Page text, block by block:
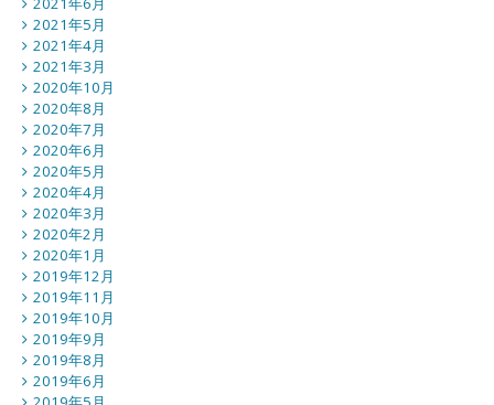
2021年5月
2021年4月
2021年3月
2020年10月
2020年8月
2020年7月
2020年6月
2020年5月
2020年4月
2020年3月
2020年2月
2020年1月
2019年12月
2019年11月
2019年10月
2019年9月
2019年8月
2019年6月